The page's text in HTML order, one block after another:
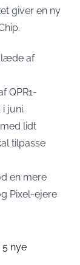
giver en ny
.
af
QPR1-
juni.
lidt
tilpasse
en mere
Pixel-ejere
nye